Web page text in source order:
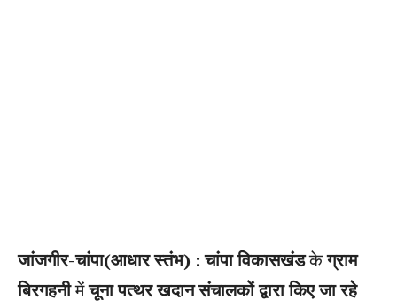
जांजगीर-चांपा(आधार स्तंभ) : चांपा विकासखंडकेग्राम
बिरगहनीमेंचूना पत्थर खदान संचालकों द्वारा किए जा रहे